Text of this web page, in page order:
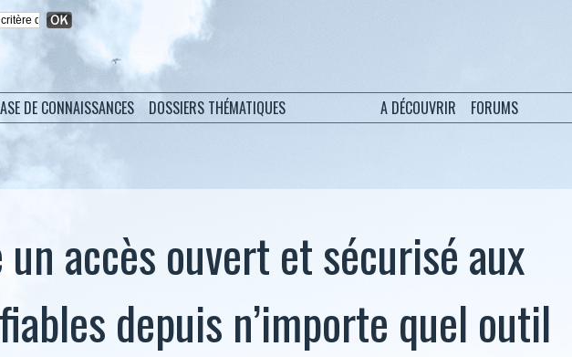
DE CONNAISSANCES DOSSIERS THÉMATIQUES A DÉCOUVRIR FORUMS
accès ouvert et sécurisé aux
depuis n’importe quel outil